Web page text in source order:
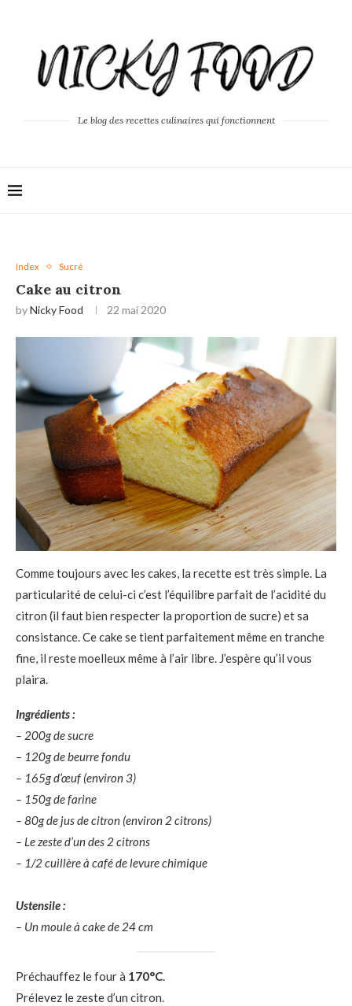
Le blog des recettes culinaires qui fonctionnent
Index Sucré
Cake au citron
byNicky Food 22 mai 2020
Comme toujours avec les cakes, la recette est très simple. La
particularité de celui-ci c’est l’équilibre parfait de l’acidité du
citron (il faut bien respecter la proportion de sucre) et sa
consistance. Ce cake se tient parfaitement même en tranche
fine, il reste moelleux même à l’air libre. J’espère qu’il vous
plaira.
Ingrédients :
– 200g de sucre
– 120g de beurre fondu
– 165g d’œuf (environ 3)
– 150g de farine
– 80g de jus de citron (environ 2 citrons)
– Le zeste d’un des 2 citrons
– 1/2 cuillère à café de levure chimique
Ustensile :
– Un moule à cake de 24 cm
Préchauffez le four à 170°C.
Prélevez le zeste d’un citron.